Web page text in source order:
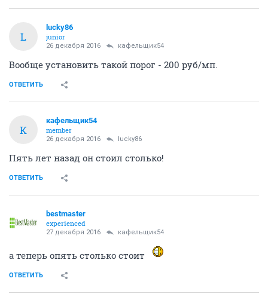
L
lucky86
junior
26 декабря 2016 кафельщик54
Вообще установить такой порог - 200 руб/мп.
ОТВЕТИТЬ
К
кафельщик54
member
26 декабря 2016 lucky86
Пять лет назад он стоил столько!
ОТВЕТИТЬ
bestmaster
experienced
27 декабря 2016 кафельщик54
а теперь опять столько стоит
ОТВЕТИТЬ